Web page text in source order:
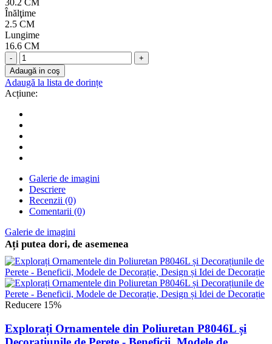
30.2 CM
Înălţime
2.5 CM
Lungime
16.6 CM
-
+
Adaugă in coş
Adaugă la lista de dorințe
Acțiune:
Galerie de imagini
Descriere
Recenzii (0)
Comentarii (0)
Galerie de imagini
Ați putea dori, de asemenea
Reducere 15%
Explorați Ornamentele din Poliuretan P8046L și